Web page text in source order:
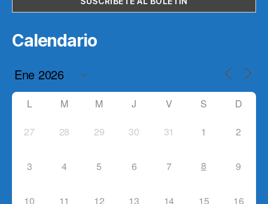
Calendario
L M M J V S D
27 28 29 30 31 1 2
3 4 5 6 7 8 9
10 11 12 13 14 15 16